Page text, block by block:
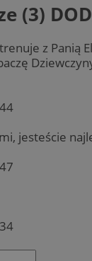
(3)
z Panią
jesteście